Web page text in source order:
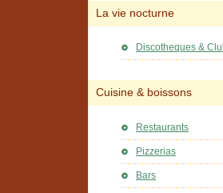
La vie nocturne
Discotheques &
Cuisine & boissons
Restaurants
Pizzerias
Bars